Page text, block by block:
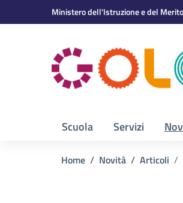
Vai ai contenuti
Vai al menu di navigazioneMinistero dell'Istruzione e del Merito
Scuola Servizi
Home Novità Articoli